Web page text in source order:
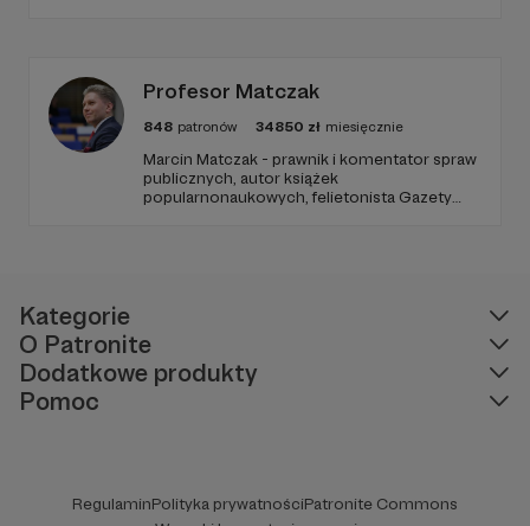
Profesor Matczak
848 patronów 34850 zł miesięcznie
Marcin Matczak - prawnik i komentator spraw
publicznych, autor książek
popularnonaukowych, felietonista Gazety
Kategorie
O Patronite
Dodatkowe produkty
Pomoc
RegulaminPolityka prywatnościPatronite Commons